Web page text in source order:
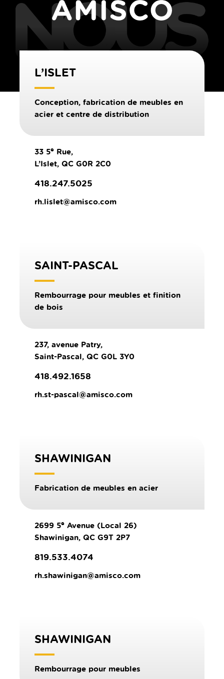
L’ISLET
Conception, fabrication de meubles en
acier et centre de distribution
33 5e Rue,
L’Islet, QC G0R 2C0
418.247.5025
rh.lislet@amisco.com
SAINT-PASCAL
Rembourrage pour meubles et finition
de bois
237, avenue Patry,
Saint-Pascal, QC G0L 3Y0
418.492.1658
rh.st-pascal@amisco.com
SHAWINIGAN
Fabrication de meubles en acier
2699 5e Avenue (Local 26)
Shawinigan, QC G9T 2P7
819.533.4074
rh.shawinigan@amisco.com
SHAWINIGAN
Rembourrage pour meubles